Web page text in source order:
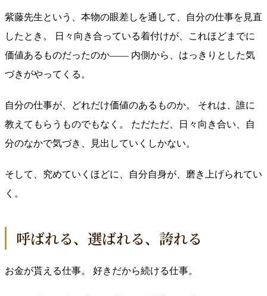
紫藤先生という、本物の眼差しを通して、自分の仕事を見直
したとき。 日々向き合っている着付けが、これほどまでに
価値あるものだったのか—— 内側から、はっきりとした気
づきがやってくる。
自分の仕事が、どれだけ価値のあるものか。 それは、誰に
教えてもらうものでもなく。 ただただ、日々向き合い、自
分のなかで気づき、見出していくしかない。
そして、究めていくほどに、自分自身が、磨き上げられてい
く。
呼ばれる、選ばれる、誇れる
お金が貰える仕事。 好きだから続ける仕事。